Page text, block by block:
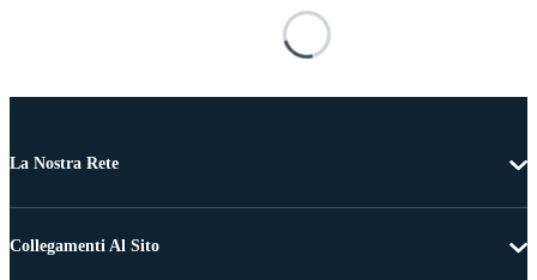
La Nostra Rete
Collegamenti Al Sito